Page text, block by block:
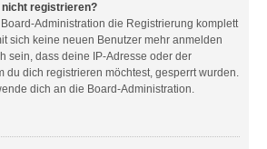
registrieren?
Administration die Registrierung komplett
sich keine neuen Benutzer mehr anmelden
sein, dass deine IP-Adresse oder der
du dich registrieren möchtest, gesperrt wurden.
dich an die Board-Administration.